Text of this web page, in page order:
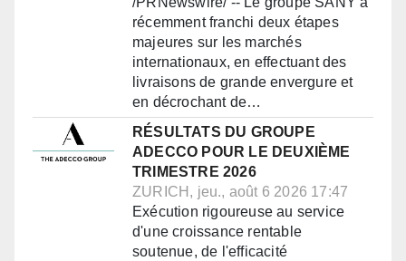
récemment franchi deux étapes
majeures sur les marchés
internationaux, en effectuant des
livraisons de grande envergure et
en décrochant de…
RÉSULTATS DU GROUPE
ADECCO POUR LE DEUXIÈME
TRIMESTRE 2026
ZURICH, jeu., août 6 2026 17:47
Exécution rigoureuse au service
d'une croissance rentable
soutenue, de l'efficacité